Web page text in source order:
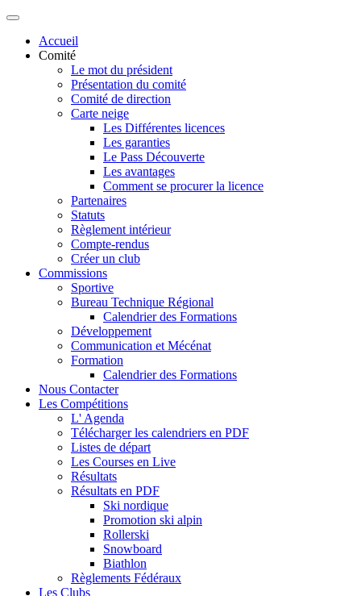
Accueil
Comité
Le mot du président
Présentation du comité
Comité de direction
Carte neige
Les Différentes licences
Les garanties
Le Pass Découverte
Les avantages
Comment se procurer la licence
Partenaires
Statuts
Règlement intérieur
Compte-rendus
Créer un club
Commissions
Sportive
Bureau Technique Régional
Calendrier des Formations
Développement
Communication et Mécénat
Formation
Calendrier des Formations
Nous Contacter
Les Compétitions
L' Agenda
Télécharger les calendriers en PDF
Listes de départ
Les Courses en Live
Résultats
Résultats en PDF
Ski nordique
Promotion ski alpin
Rollerski
Snowboard
Biathlon
Règlements Fédéraux
Les Clubs